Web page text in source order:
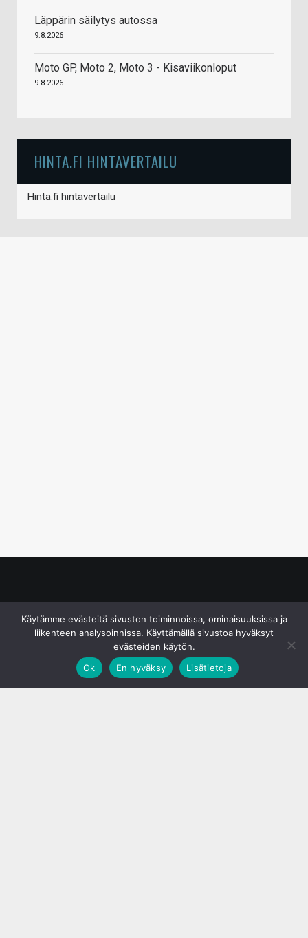
Läppärin säilytys autossa
9.8.2026
Moto GP, Moto 2, Moto 3 - Kisaviikonloput
9.8.2026
HINTA.FI HINTAVERTAILU
Hinta.fi hintavertailu
Käytämme evästeitä sivuston toiminnoissa, ominaisuuksissa ja
liikenteen analysoinnissa. Käyttämällä sivustoa hyväksyt
evästeiden käytön.
Ok
En hyväksy Lisätietoja